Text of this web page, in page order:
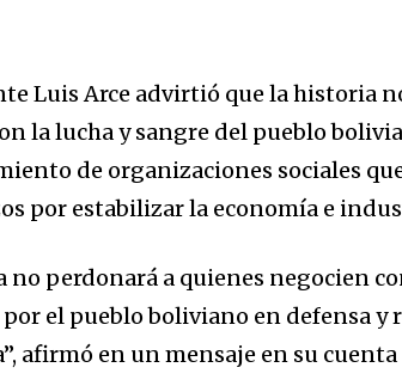
Luis Arce advirtió que la historia
la lucha y sangre del pueblo
de organizaciones sociales
por estabilizar la economía e
no perdonará a quienes negocien
el pueblo boliviano en defensa y
afirmó en un mensaje en su cuenta